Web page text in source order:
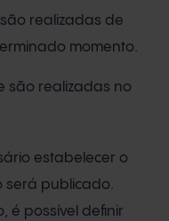
realizadas de
momento.
são realizadas no
estabelecer o
será publicado.
é possível definir